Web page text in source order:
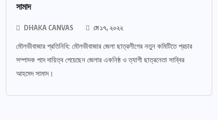
সামাদ
DHAKA CANVAS মে ১৭, ২০২২
মৌলভীবাজার প্রতিনিধি: মৌলভীবাজার জেলা ছাত্রলীগের নতুন কমিটিতে প্রচার
সম্পাদক পদে দায়িত্ব পেয়েছেন জেলার একনিষ্ঠ ও ত্যাগী ছাত্রনেতা সাব্বির
আহমেদ সামাদ।